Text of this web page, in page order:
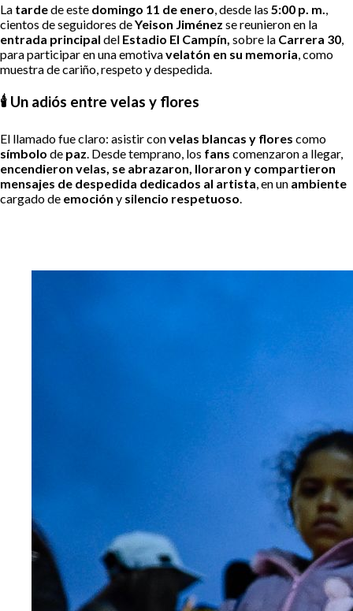
La tardede este domingo 11 de enero, desde las 5:00 p. m.,
cientos de seguidores deYeison Jiménez se reunieron en la
entrada principal del Estadio El Campín, sobre la Carrera 30,
para participar en una emotivavelatón en su memoria, como
muestra de cariño, respeto y despedida.
🕯️ Un adiós entre velas y flores
El llamado fue claro: asistir convelas blancas y flores como
símbolo de paz. Desde temprano, los fans comenzaron a llegar,
encendieron velas, se abrazaron, lloraron y compartieron
mensajes de despedida dedicados al artista, en un ambiente
cargado de emoción y silencio respetuoso.